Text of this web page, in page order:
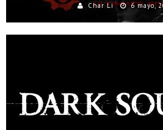
Char Li 6 mayo,